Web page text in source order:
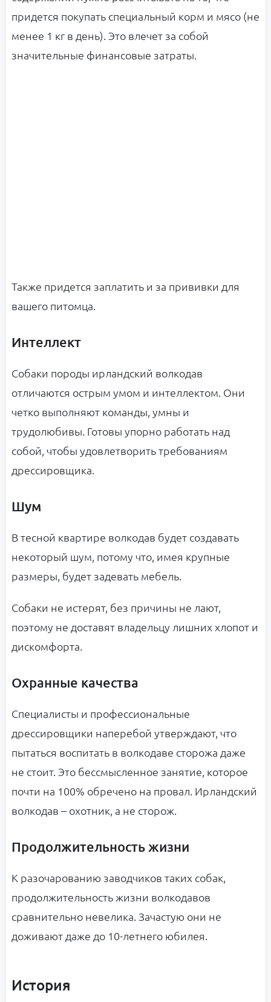
придется покупать специальный корм и мясо (не
менее 1 кг в день). Это влечет за собой
значительные финансовые затраты.
Также придется заплатить и за прививки для
вашего питомца.
Интеллект
Собаки породы ирландский волкодав
отличаются острым умом и интеллектом. Они
четко выполняют команды, умны и
трудолюбивы. Готовы упорно работать над
собой, чтобы удовлетворить требованиям
дрессировщика.
Шум
В тесной квартире волкодав будет создавать
некоторый шум, потому что, имея крупные
размеры, будет задевать мебель.
Собаки не истерят, без причины не лают,
поэтому не доставят владельцу лишних хлопот и
дискомфорта.
Охранные качества
Специалисты и профессиональные
дрессировщики наперебой утверждают, что
пытаться воспитать в волкодаве сторожа даже
не стоит. Это бессмысленное занятие, которое
почти на 100% обречено на провал. Ирландский
волкодав – охотник, а не сторож.
Продолжительность жизни
К разочарованию заводчиков таких собак,
продолжительность жизни волкодавов
сравнительно невелика. Зачастую они не
доживают даже до 10-летнего юбилея.
История